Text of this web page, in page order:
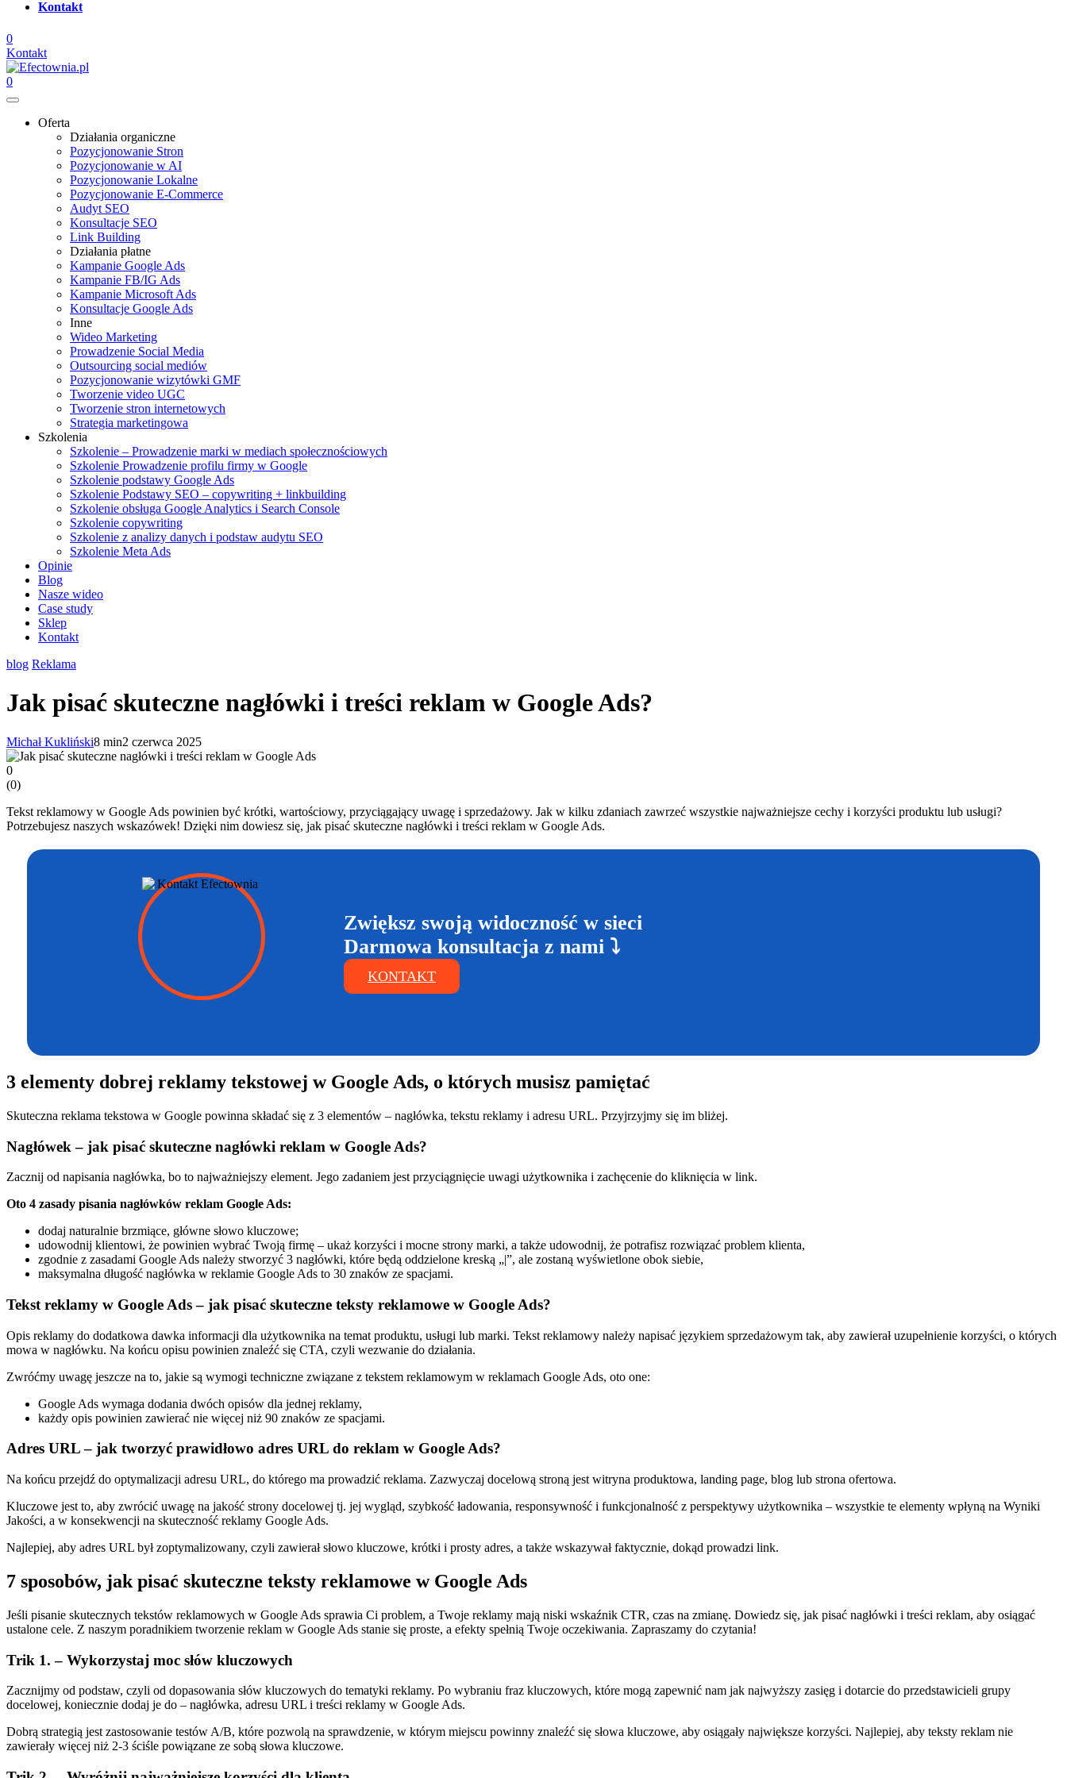
Kontakt
0
Kontakt
0
Oferta
Działania organiczne
Pozycjonowanie Stron
Pozycjonowanie w AI
Pozycjonowanie Lokalne
Pozycjonowanie E-Commerce
Audyt SEO
Konsultacje SEO
Link Building
Działania płatne
Kampanie Google Ads
Kampanie FB/IG Ads
Kampanie Microsoft Ads
Konsultacje Google Ads
Inne
Wideo Marketing
Prowadzenie Social Media
Outsourcing social mediów
Pozycjonowanie wizytówki GMF
Tworzenie video UGC
Tworzenie stron internetowych
Strategia marketingowa
Szkolenia
Szkolenie – Prowadzenie marki w mediach społecznościowych
Szkolenie Prowadzenie profilu firmy w Google
Szkolenie podstawy Google Ads
Szkolenie Podstawy SEO – copywriting + linkbuilding
Szkolenie obsługa Google Analytics i Search Console
Szkolenie copywriting
Szkolenie z analizy danych i podstaw audytu SEO
Szkolenie Meta Ads
Opinie
Blog
Nasze wideo
Case study
Sklep
Kontakt
blog Reklama
Jak pisać skuteczne nagłówki i treści reklam w Google Ads?
Michał Kukliński8 min2 czerwca 2025
0
(0)
Tekst reklamowy w Google Ads powinien być krótki, wartościowy, przyciągający uwagę i sprzedażowy. Jak w kilku zdaniach zawrzeć wszystkie najważniejsze cechy i korzyści produktu lub usługi?
Potrzebujesz naszych wskazówek! Dzięki nim dowiesz się, jak pisać skuteczne nagłówki i treści reklam w Google Ads.
Zwiększ swoją widoczność w sieci
Darmowa konsultacja z nami ⤵
KONTAKT
3 elementy dobrej reklamy tekstowej w Google Ads, o których musisz pamiętać
Skuteczna reklama tekstowa w Google powinna składać się z 3 elementów – nagłówka, tekstu reklamy i adresu URL. Przyjrzyjmy się im bliżej.
Nagłówek – jak pisać skuteczne nagłówki reklam w Google Ads?
Zacznij od napisania nagłówka, bo to najważniejszy element. Jego zadaniem jest przyciągnięcie uwagi użytkownika i zachęcenie do kliknięcia w link.
Oto 4 zasady pisania nagłówków reklam Google Ads:
dodaj naturalnie brzmiące, główne słowo kluczowe;
udowodnij klientowi, że powinien wybrać Twoją firmę – ukaż korzyści i mocne strony marki, a także udowodnij, że potrafisz rozwiązać problem klienta,
zgodnie z zasadami Google Ads należy stworzyć 3 nagłówki, które będą oddzielone kreską „|”, ale zostaną wyświetlone obok siebie,
maksymalna długość nagłówka w reklamie Google Ads to 30 znaków ze spacjami.
Tekst reklamy w Google Ads – jak pisać skuteczne teksty reklamowe w Google Ads?
Opis reklamy do dodatkowa dawka informacji dla użytkownika na temat produktu, usługi lub marki. Tekst reklamowy należy napisać językiem sprzedażowym tak, aby zawierał uzupełnienie korzyści, o których
mowa w nagłówku. Na końcu opisu powinien znaleźć się CTA, czyli wezwanie do działania.
Zwróćmy uwagę jeszcze na to, jakie są wymogi techniczne związane z tekstem reklamowym w reklamach Google Ads, oto one:
Google Ads wymaga dodania dwóch opisów dla jednej reklamy,
każdy opis powinien zawierać nie więcej niż 90 znaków ze spacjami.
Adres URL – jak tworzyć prawidłowo adres URL do reklam w Google Ads?
Na końcu przejdź do optymalizacji adresu URL, do którego ma prowadzić reklama. Zazwyczaj docelową stroną jest witryna produktowa, landing page, blog lub strona ofertowa.
Kluczowe jest to, aby zwrócić uwagę na jakość strony docelowej tj. jej wygląd, szybkość ładowania, responsywność i funkcjonalność z perspektywy użytkownika – wszystkie te elementy wpłyną na Wyniki
Jakości, a w konsekwencji na skuteczność reklamy Google Ads.
Najlepiej, aby adres URL był zoptymalizowany, czyli zawierał słowo kluczowe, krótki i prosty adres, a także wskazywał faktycznie, dokąd prowadzi link.
7 sposobów, jak pisać skuteczne teksty reklamowe w Google Ads
Jeśli pisanie skutecznych tekstów reklamowych w Google Ads sprawia Ci problem, a Twoje reklamy mają niski wskaźnik CTR, czas na zmianę. Dowiedz się, jak pisać nagłówki i treści reklam, aby osiągać
ustalone cele. Z naszym poradnikiem tworzenie reklam w Google Ads stanie się proste, a efekty spełnią Twoje oczekiwania. Zapraszamy do czytania!
Trik 1. – Wykorzystaj moc słów kluczowych
Zacznijmy od podstaw, czyli od dopasowania słów kluczowych do tematyki reklamy. Po wybraniu fraz kluczowych, które mogą zapewnić nam jak najwyższy zasięg i dotarcie do przedstawicieli grupy
docelowej, koniecznie dodaj je do – nagłówka, adresu URL i treści reklamy w Google Ads.
Dobrą strategią jest zastosowanie testów A/B, które pozwolą na sprawdzenie, w którym miejscu powinny znaleźć się słowa kluczowe, aby osiągały największe korzyści. Najlepiej, aby teksty reklam nie
zawierały więcej niż 2-3 ściśle powiązane ze sobą słowa kluczowe.